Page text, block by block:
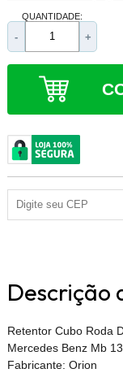
QUANTIDADE:
- +
Descrição
Retentor Cubo Roda
Mercedes Benz Mb
Fabricante: Orion